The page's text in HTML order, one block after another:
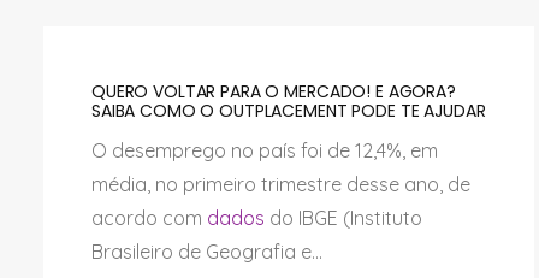
QUERO VOLTAR PARA O MERCADO! E AGORA?
SAIBA COMO O OUTPLACEMENT PODE TE AJUDAR
O desemprego no país foi de 12,4%, em
média, no primeiro trimestre desse ano, de
acordo com dados do IBGE (Instituto
Brasileiro de Geografia e...